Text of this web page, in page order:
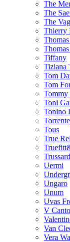
The
The
The
Thierry
Tiffany
Tiziana
Tom
Tom
Toni
Tonino
Torrente
Tous
True
Uermi
Ungaro
Unum
Uvas
V Canto
Van
Vera